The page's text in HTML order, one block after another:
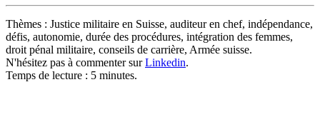
Thèmes : Justice militaire en Suisse, auditeur en chef, indépendance,
défis, autonomie, durée des procédures, intégration des femmes,
droit pénal militaire, conseils de carrière, Armée suisse.
N'hésitez pas à commenter surLinkedin.
Temps de lecture : 5 minutes.